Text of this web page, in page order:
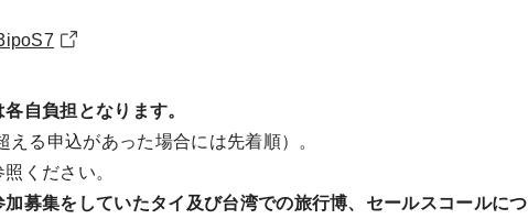
自負担となります。
る申込があった場合には先着順）。
ください。
募集をしていたタイ及び台湾での旅行博、セールスコールにつ